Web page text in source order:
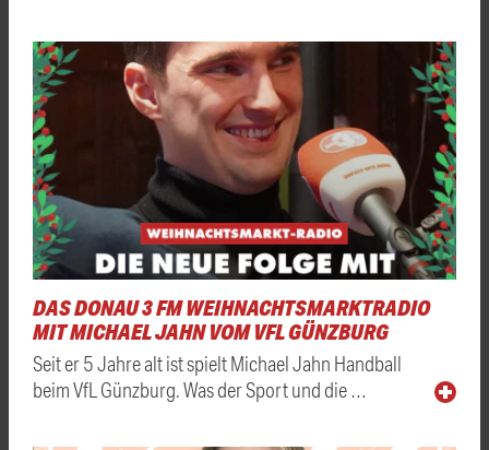
DAS DONAU 3 FM WEIHNACHTSMARKTRADIO
MIT MICHAEL JAHN VOM VFL GÜNZBURG
Seit er 5 Jahre alt ist spielt Michael Jahn Handball
beim VfL Günzburg. Was der Sport und die …